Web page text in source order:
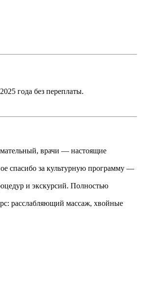
года без переплаты.
врачи — настоящие
спасибо за культурную программу —
и экскурсий. Полностью
расслабляющий массаж, хвойные